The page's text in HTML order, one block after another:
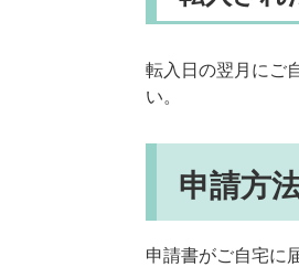
転入日の翌月にご
い。
申請方
申請書がご自宅に